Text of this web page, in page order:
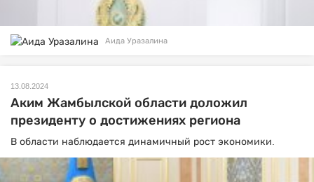
Аида Уразалина
13.08.2024
Аким Жамбылской области доложил
президенту о достижениях региона
В области наблюдается динамичный рост экономики.